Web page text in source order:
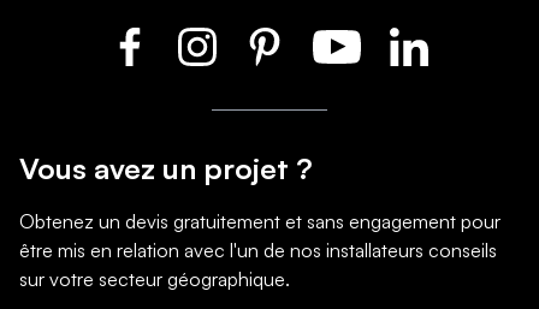
Vous avez un projet ?
Obtenez un devis gratuitement et sans engagement pour
être mis en relation avec l'un de nos installateurs conseils
sur votre secteur géographique.